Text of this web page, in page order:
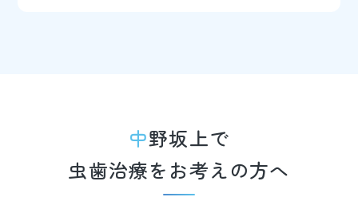
をしないといった食生活の改善も有効で
す。さらに、定期的に歯科医院で検診と
クリーニングを受けることで、虫歯のリ
中野坂上で
虫歯治療をお考えの方へ